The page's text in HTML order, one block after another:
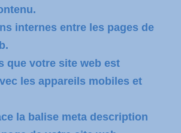
internes entre les pages de
que votre site web est
les appareils mobiles et
la balise meta description